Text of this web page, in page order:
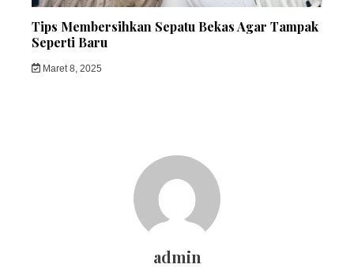
Tips Membersihkan Sepatu Bekas Agar Tampak
Seperti Baru
Maret 8, 2025
admin